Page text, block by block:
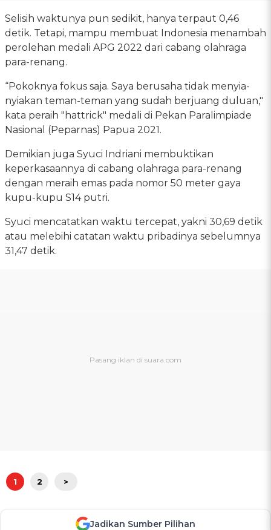
Selisih waktunya pun sedikit, hanya terpaut 0,46
detik. Tetapi, mampu membuat Indonesia menambah
perolehan medali APG 2022 dari cabang olahraga
para-renang.
“Pokoknya fokus saja. Saya berusaha tidak menyia-
nyiakan teman-teman yang sudah berjuang duluan,"
kata peraih "hattrick" medali di Pekan Paralimpiade
Nasional (Peparnas) Papua 2021.
Demikian juga Syuci Indriani membuktikan
keperkasaannya di cabang olahraga para-renang
dengan meraih emas pada nomor 50 meter gaya
kupu-kupu S14 putri.
Syuci mencatatkan waktu tercepat, yakni 30,69 detik
atau melebihi catatan waktu pribadinya sebelumnya
31,47 detik.
1 2 >
Jadikan Sumber Pilihan